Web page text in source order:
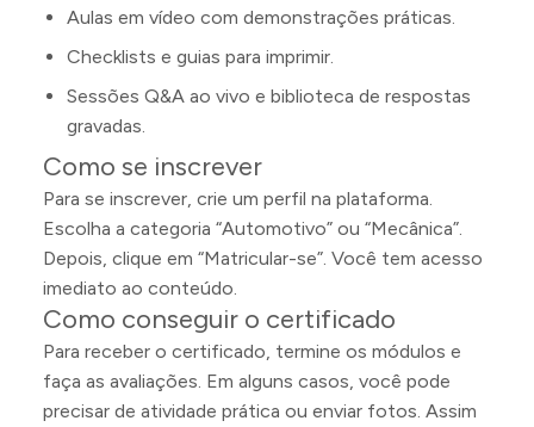
Aulas em vídeo com demonstrações práticas.
Checklists e guias para imprimir.
Sessões Q&A ao vivo e biblioteca de respostas
gravadas.
Como se inscrever
Para se inscrever, crie um perfil na plataforma.
Escolha a categoria “Automotivo” ou “Mecânica”.
Depois, clique em “Matricular-se”. Você tem acesso
imediato ao conteúdo.
Como conseguir o certificado
Para receber o certificado, termine os módulos e
faça as avaliações. Em alguns casos, você pode
precisar de atividade prática ou enviar fotos. Assim